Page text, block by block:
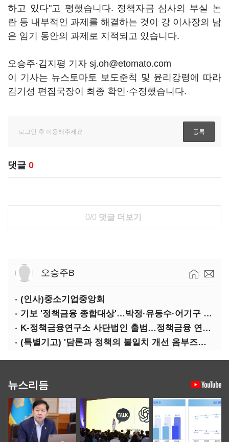
하고 있다"고 평했습니다. 정책자금 심사의 부실 논
란 등 내부적인 과제를 해결하는 것이 강 이사장의 남
은 임기 동안의 과제로 지적되고 있습니다.
오승주·김지평 기자 sj.oh@etomato.com
이 기사는 뉴스토마토 보도준칙 및 윤리강령에 따라
김기성 편집국장이 최종 확인·수정했습니다.
댓글 0
0/0 댓글 더보기
오승주B
(인사)중소기업중앙회
기보 '정책금융 종합대상'…박정·유동수·어기구 '대전환 대상'
K-정책금융연구소 사단법인 출범…정책금융 연구 본격화
(특별기고) '담론과 정책의 불일치 개선 옴부즈만 운동'을 시작하며
뉴스리듬